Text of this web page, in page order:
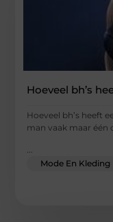
Hoeveel bh’s
Hoeveel bh’s heeft
man vaak maar één
...
Mode En Kleding